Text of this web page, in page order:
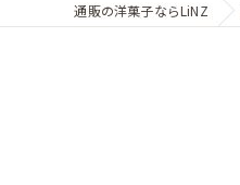
通販の洋菓子ならLiNZ